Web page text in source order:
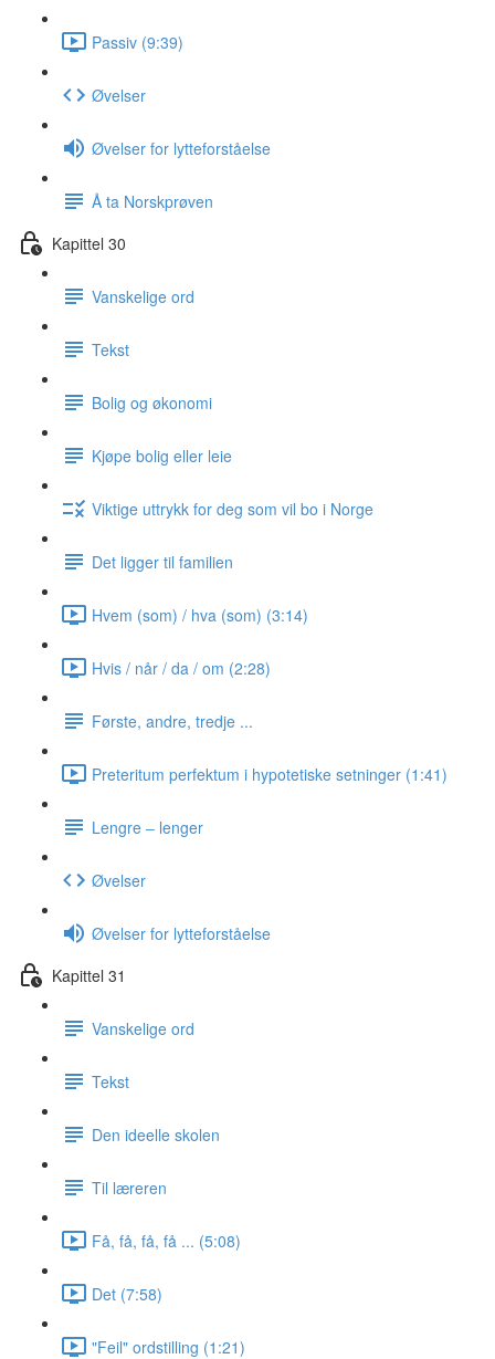
Passiv (9:39)
Øvelser
Øvelser for lytteforståelse
Å ta Norskprøven
Kapittel 30
Vanskelige ord
Tekst
Bolig og økonomi
Kjøpe bolig eller leie
Viktige uttrykk for deg som vil bo i Norge
Det ligger til familien
Hvem (som) / hva (som) (3:14)
Hvis / når / da / om (2:28)
Første, andre, tredje ...
Preteritum perfektum i hypotetiske setninger (1:41)
Lengre ‒ lenger
Øvelser
Øvelser for lytteforståelse
Kapittel 31
Vanskelige ord
Tekst
Den ideelle skolen
Til læreren
Få, få, få, få ... (5:08)
Det (7:58)
"Feil" ordstilling (1:21)